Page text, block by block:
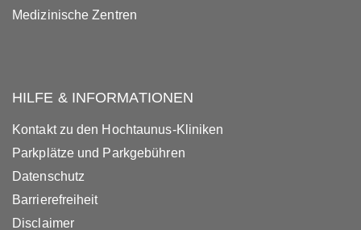
Medizinische Zentren
HILFE & INFORMATIONEN
Kontakt zu den Hochtaunus-Kliniken
Parkplätze und Parkgebühren
Datenschutz
Barrierefreiheit
Disclaimer